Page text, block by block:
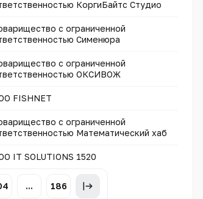
КоргиБайтс Студио
с ограниченной
Сименюра
с ограниченной
ОКСИВОЖ
FISHNET
с ограниченной
Математический хаб
IT SOLUTIONS 1520
... 186